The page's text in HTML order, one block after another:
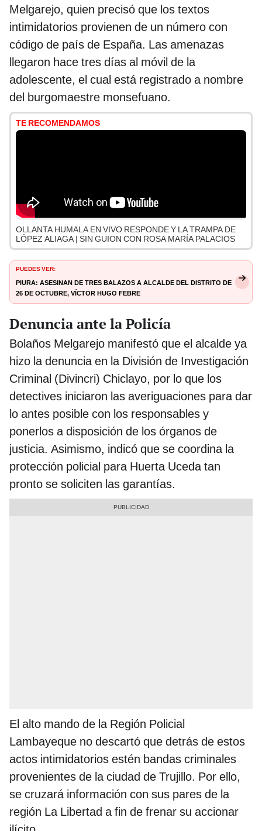
Melgarejo, quien precisó que los textos
intimidatorios provienen de un número con
código de país de España. Las amenazas
llegaron hace tres días al móvil de la
adolescente, el cual está registrado a nombre
del burgomaestre monsefuano.
TE RECOMENDAMOS
OLLANTA HUMALA EN VIVO RESPONDE Y LA TRAMPA DE
LÓPEZ ALIAGA | SIN GUION CON ROSA MARÍA PALACIOS
PUEDES VER:
Piura: asesinan de tres balazos a alcalde del distrito de
26 de Octubre, Víctor Hugo Febre
Denuncia ante la Policía
Bolaños Melgarejo manifestó que el alcalde ya
hizo la denuncia en la División de Investigación
Criminal (Divincri) Chiclayo, por lo que los
detectives iniciaron las averiguaciones para dar
lo antes posible con los responsables y
ponerlos a disposición de los órganos de
justicia. Asimismo, indicó que se coordina la
protección policial para Huerta Uceda tan
pronto se soliciten las garantías.
El alto mando de la Región Policial
Lambayeque no descartó que detrás de estos
actos intimidatorios estén bandas criminales
provenientes de la ciudad de Trujillo. Por ello,
se cruzará información con sus pares de la
región La Libertad a fin de frenar su accionar